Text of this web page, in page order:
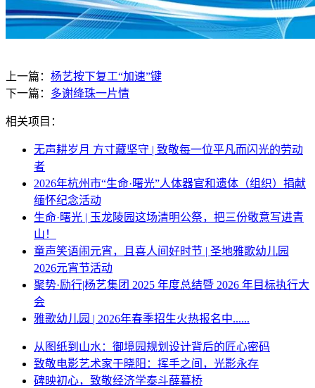
上一篇： 杨艺按下复工“加速”键
下一篇： 多谢绛珠一片情
相关项目：
无声耕岁月 方寸藏坚守 | 致敬每一位平凡而闪光的劳动
者
2026年杭州市“生命·曙光”人体器官和遗体（组织）捐献
缅怀纪念活动
生命·曙光 | 玉龙陵园这场清明公祭，把三份敬意写进青
山！
童声笑语闹元宵，且喜人间好时节 | 圣地雅歌幼儿园
2026元宵节活动
聚势·励行|杨艺集团 2025 年度总结暨 2026 年目标执行大
会
雅歌幼儿园 | 2026年春季招生火热报名中......
从图纸到山水：御境园规划设计背后的匠心密码
致敬电影艺术家于晓阳：挥手之间，光影永存
碑映初心，致敬经济学泰斗薛暮桥